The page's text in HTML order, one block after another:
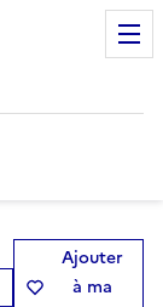
Ajouter
à ma